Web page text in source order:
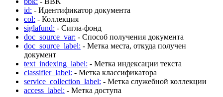
id: - Идентификатор документа
col: - Коллекция
siglafund: - Сигла-фонд
doc_source_var: - Способ получения документа
doc_source_label: - Метка места, откуда получен
документ
text_indexing_label: - Метка индексации текста
classifier_label: - Метка классификатора
service_collection_label: - Метка служебной коллекции
access_label: - Метка доступа